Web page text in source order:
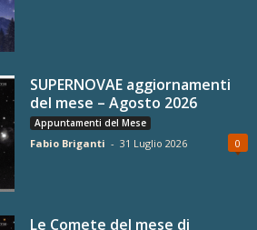
SUPERNOVAE aggiornamenti
del mese – Agosto 2026
Appuntamenti del Mese
Fabio Briganti - 31 Luglio 2026 0
Le Comete del mese di